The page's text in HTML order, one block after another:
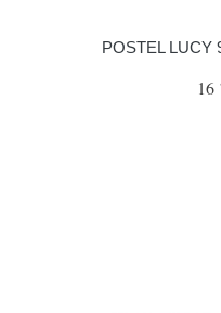
POSTEL LUCY